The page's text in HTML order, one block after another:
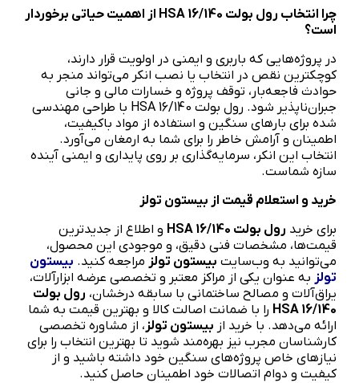
چرا انتخاب رول بولت HSA 16/140 از اهمیت حیاتی برخوردار
است؟
در پروژه‌هایی که باربری و ایمنی در اولویت قرار دارند،
کوچکترین نقص در انتخاب یا نصب انکر می‌تواند منجر به
حوادث فاجعه‌بار، توقف پروژه و خسارات مالی و جانی
جبران‌ناپذیر شود. رول بولت HSA 16/140 با طراحی مهندسی
شده برای بارهای سنگین و استفاده از مواد باکیفیت،
اطمینان و آرامش خاطر را برای شما به ارمغان می‌آورد.
انتخاب این انکر، سرمایه‌گذاری بر روی پایداری و ایمنی آینده
سازه شماست.
خرید و استعلام قیمت از بیستون تولز
برای خرید رول بولت HSA 16/140 و اطلاع از جدیدترین
قیمت‌ها، مشخصات فنی دقیق، و موجودی این محصول،
می‌توانید به وب‌سایت بیستون تولز مراجعه کنید. بیستون
تولز به عنوان یکی از مراکز معتبر و تخصصی عرضه ابزارآلات،
یراق‌آلات و مصالح ساختمانی با سابقه درخشان، رول بولت
HSA 16/140 را با ضمانت اصالت کالا و بهترین قیمت به شما
ارائه می‌دهد. با خرید از بیستون تولز ، از مشاوره تخصصی
کارشناسان مجرب نیز بهره‌مند شوید تا بهترین انتخاب را برای
نیازهای خاص پروژه‌های سنگین خود داشته باشید و از
کیفیت و دوام اتصالات خود اطمینان حاصل کنید.